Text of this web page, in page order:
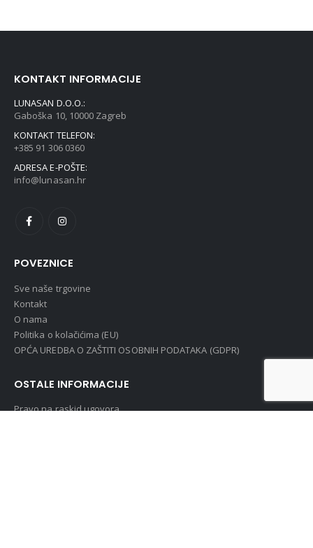
KONTAKT INFORMACIJE
LUNASAN D.O.O.:
Gaboška 10, 10000 Zagreb
KONTAKT TELEFON:
+385 91 306 0360
ADRESA E-POŠTE:
info@lunasan.hr
POVEZNICE
Sve naše trgovine
Kontakt
O nama
Politika o kolačićima (EU)
OPĆA UREDBA O ZAŠTITI OSOBNIH PODATAKA (GDPR)
OSTALE INFORMACIJE
Pravo na raskid ugovora